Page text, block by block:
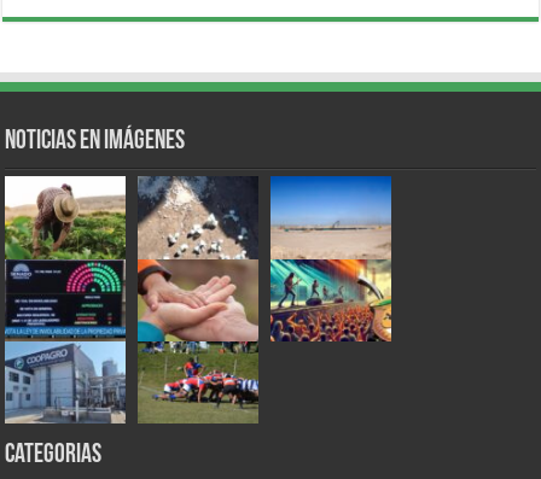
Noticias en Imágenes
Categorias